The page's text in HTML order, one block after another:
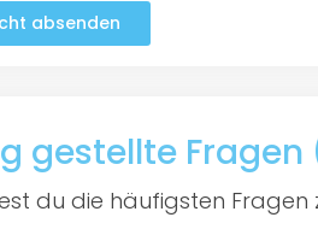
absenden
gestellte Fragen
du die häufigsten Fragen